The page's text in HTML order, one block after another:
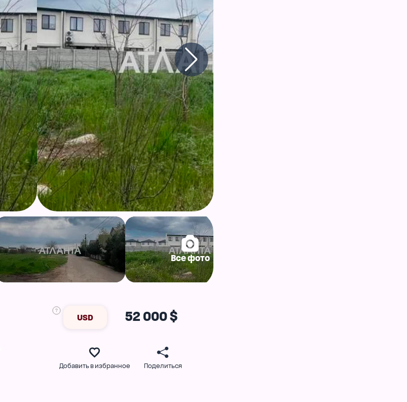
Все фото
USD 52 000 $
Добавить в избранное Поделиться